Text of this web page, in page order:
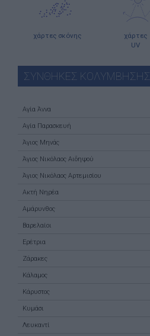
χάρτες σκόνης
χάρτες
UV
ΣΥΝΘΗΚΕΣ ΚΟΛΥΜΒΗΣΗΣ
Αγία Άννα
Αγία Παρασκευή
Άγιος Μηνάς
Άγιος Νικόλαος Αιδηψού
Άγιος Νικόλαος Αρτεμισίου
Ακτή Νηρέα
Αμάρυνθος
Βαρελαίοι
Ερέτρια
Ζάρακες
Κάλαμος
Κάρυστος
Κυμάσι
Λευκαντί